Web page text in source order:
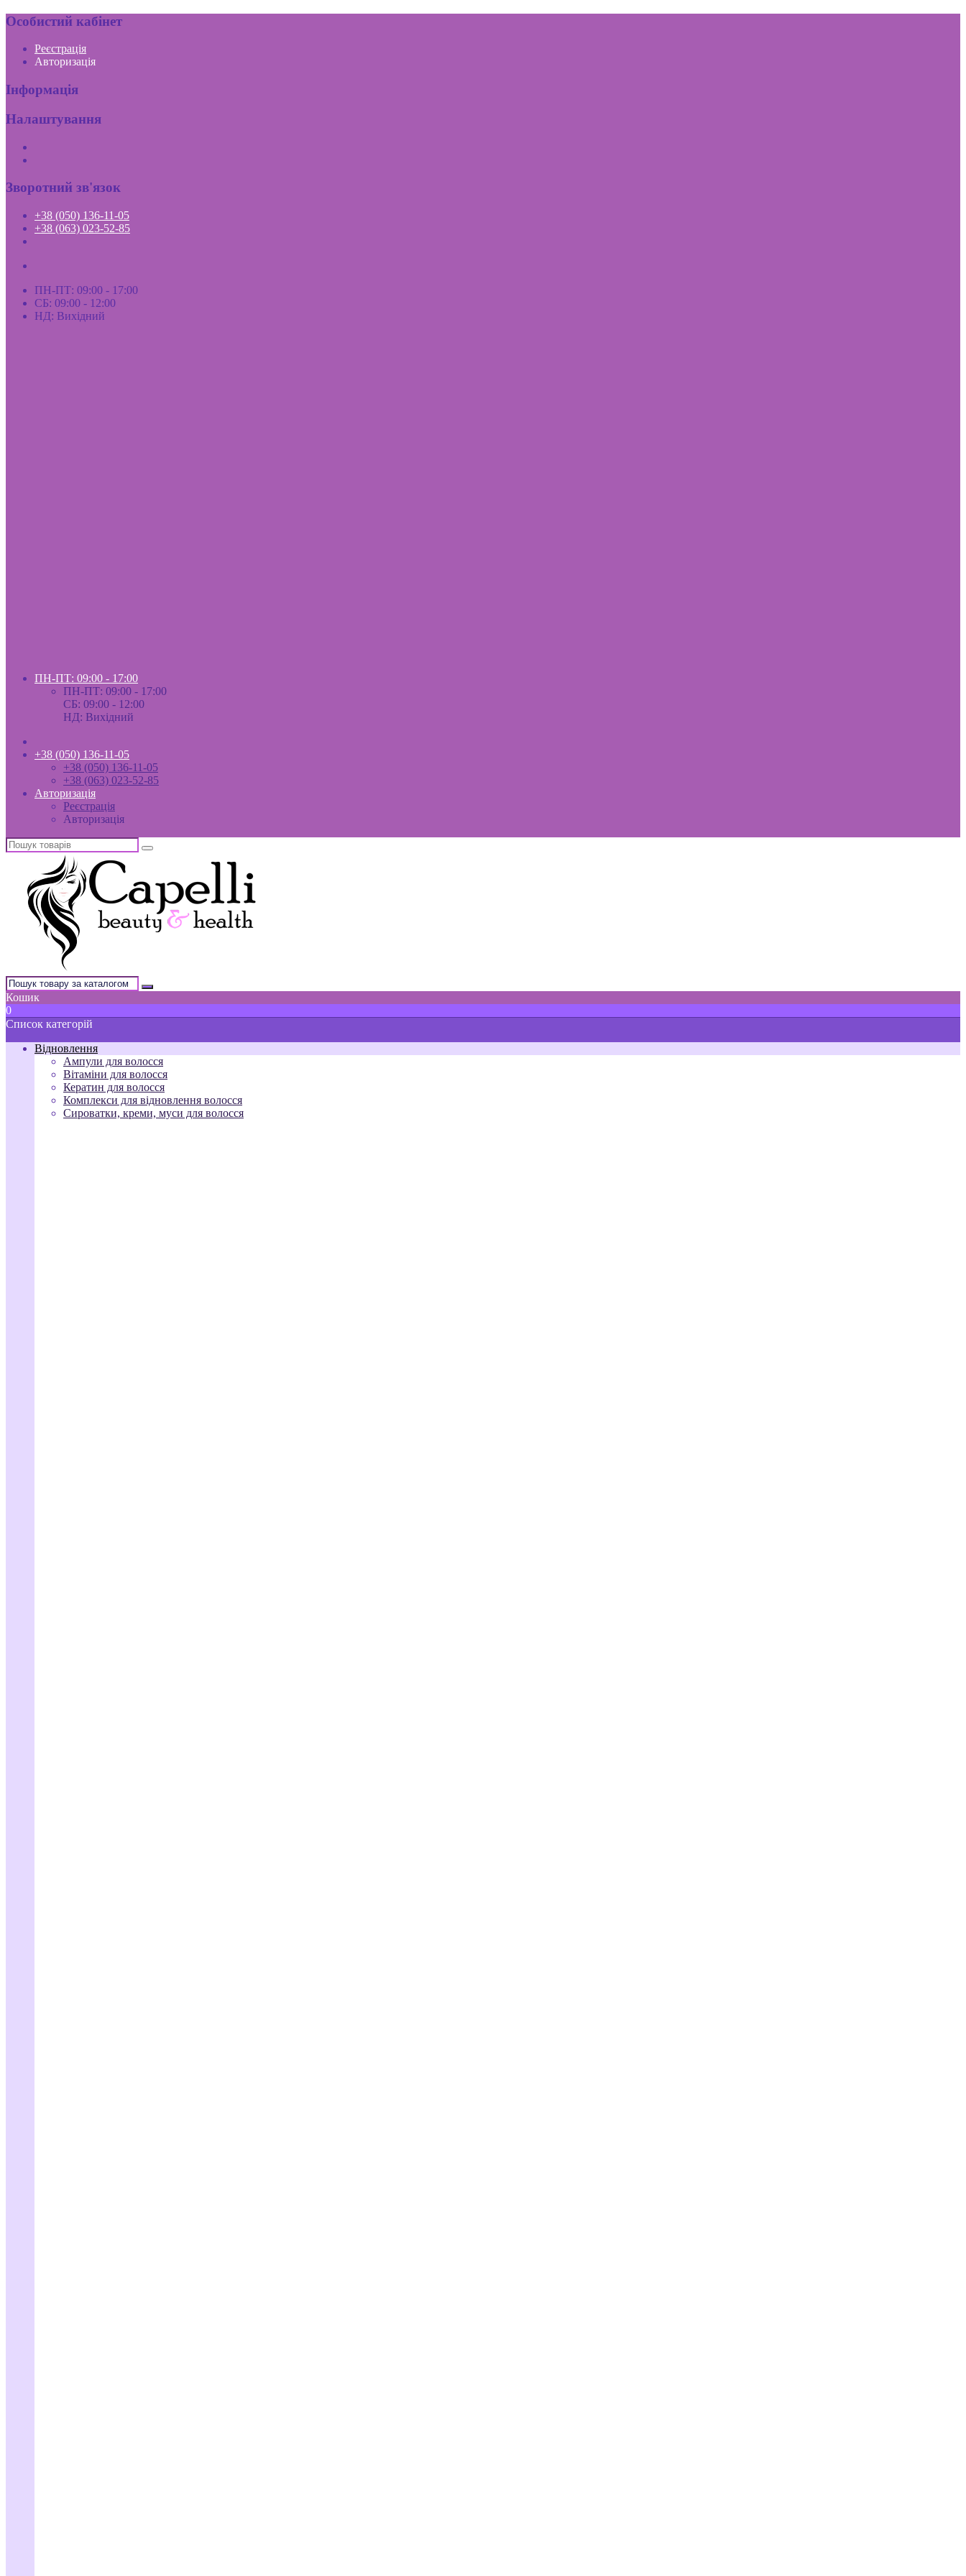
Особистий кабінет
Реєстрація
Авторизація
Інформація
Налаштування
Зворотний зв'язок
+38 (050) 136-11-05
+38 (063) 023-52-85
ПН-ПТ: 09:00 - 17:00
СБ: 09:00 - 12:00
НД: Вихідний
ПН-ПТ: 09:00 - 17:00
ПН-ПТ: 09:00 - 17:00
СБ: 09:00 - 12:00
НД: Вихідний
+38 (050) 136-11-05
+38 (050) 136-11-05
+38 (063) 023-52-85
Авторизація
Реєстрація
Авторизація
Кошик
0
Список категорій
Відновлення
Ампули для волосся
Вітаміни для волосся
Кератин для волосся
Комплекси для відновлення волосся
Сироватки, креми, муси для волосся